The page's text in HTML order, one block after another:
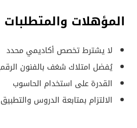
المؤهلات والمتطلبات
لا يشترط تخصص أكاديمي محدد
يُفضل امتلاك شغف بالفنون
القدرة على استخدام الحاسوب
الالتزام بمتابعة الدروس